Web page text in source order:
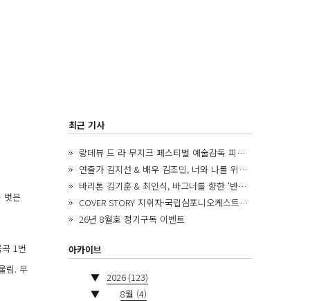
벗은
1번
림. 우
최근 기사
랑데뷰 드 라 무지크 페스티벌 예술감독 피아니스트 김혜진, 5년간의 여정을 돌아보며
연출가 김지선 & 배우 김조민, 너와 나를 위한 ‘모두의 숲’에서 만나는 동심
바리톤 김기훈 & 최인식, 바그너를 향한 ‘반지 원정대’를 앞두고
COVER STORY 지휘자·국립심포니오케스트라 제8대 음악감독 로베르토 아바도
26년 8월호 정기구독 이벤트
아카이브
▼ 2026 (123)
▼
8월 (4)